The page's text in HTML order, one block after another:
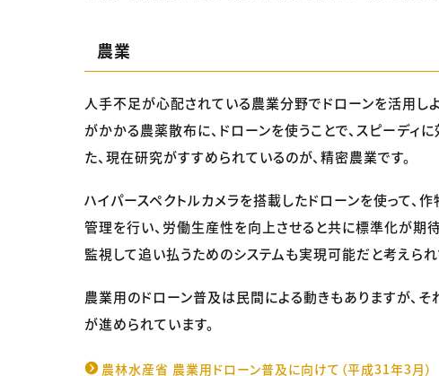
農業
人手不足が心配されている農業分野でドローンを活用し
がかかる農薬散布に、ドローンを使うことで、スピーディ
た、現在研究がすすめられているのが、精密農業です。
ハイパースペクトルカメラを搭載したドローンを使って
管理を行い、労働生産性を向上させると共に標準化が期
監視して追い払うためのシステムも実現可能だと考えられ
農業用のドローン普及は民間による動きもありますが、
が進められています。
農林水産省 農業用ドローン普及に向けて（平成31年3月）